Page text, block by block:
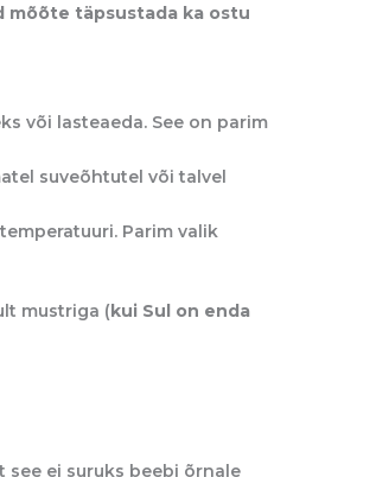
mõõte täpsustada ka ostu
või lasteaeda. See on parim
suveõhtutel või talvel
Parim valik
mustriga (kui Sul on enda
see ei suruks beebi õrnale